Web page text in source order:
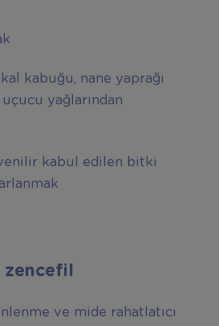
kabuğu, nane yaprağı
yağlarından
kabul edilen bitki
ve mide rahatlatıcı